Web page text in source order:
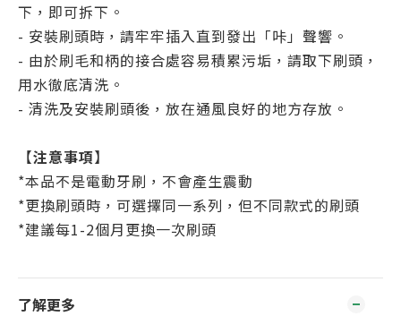
下，即可拆下。
- 安裝刷頭時，請牢牢插入直到發出「咔」聲響。
- 由於刷毛和柄的接合處容易積累污垢，請取下刷頭，
用水徹底清洗。
- 清洗及安裝刷頭後，放在通風良好的地方存放。
【注意事項】
*本品不是電動牙刷，不會產生震動
*更換刷頭時，可選擇同一系列，但不同款式的刷頭
*建議每1-2個月更換一次刷頭
了解更多